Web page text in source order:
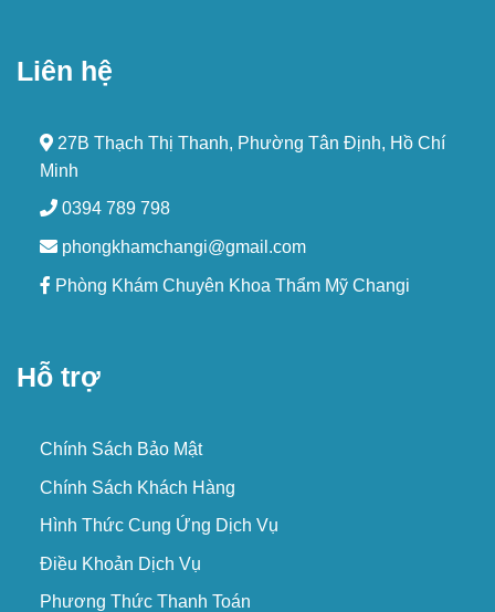
Liên hệ
27B Thạch Thị Thanh, Phường Tân Định, Hồ Chí
Minh
0394 789 798
phongkhamchangi@gmail.com
Phòng Khám Chuyên Khoa Thẩm Mỹ Changi
Hỗ trợ
Chính Sách Bảo Mật
Chính Sách Khách Hàng
Hình Thức Cung Ứng Dịch Vụ
Điều Khoản Dịch Vụ
Phương Thức Thanh Toán